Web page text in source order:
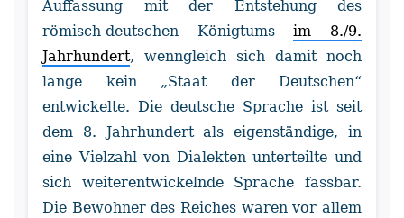
Auffassung mit der Entstehung des
römisch-deutschen Königtumsim 8./9.
Jahrhundert, wenngleich sich damit noch
lange kein „Staat der Deutschen“
entwickelte. Die deutsche Sprache ist seit
dem 8. Jahrhundert als eigenständige, in
eine Vielzahl von Dialekten unterteilte und
sich weiterentwickelnde Sprache fassbar.
Die Bewohner des Reiches waren vor allem